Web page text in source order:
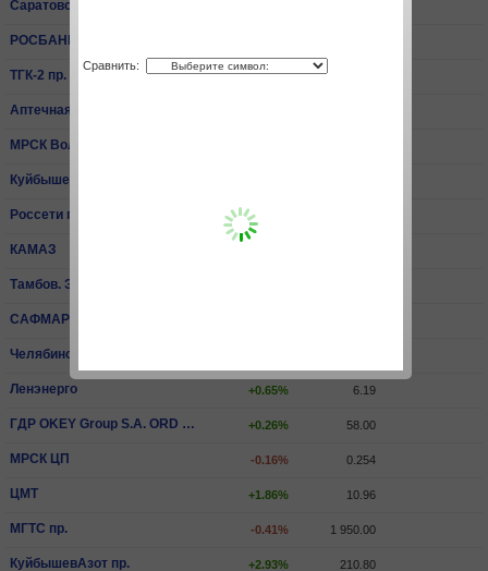
Саратовский НПЗ пр.
РОСБАНК
ТГК-2 пр. +0.59%
Аптечная сеть 36,6
МРСК Волги
КуйбышевАзот
Россети пр. -1.06%
КАМАЗ
Тамбов. ЭнСбыт
Челябинский МК
Ленэнерго +0.65% 6.19
ГДР OKEY Group S.A. ORD SHS +0.26% 58.00
МРСК ЦП -0.16% 0.254
ЦМТ +1.86% 10.96
МГТС пр. -0.41% 1 950.00
КуйбышевАзот пр. +2.93% 210.80
Сравнить: